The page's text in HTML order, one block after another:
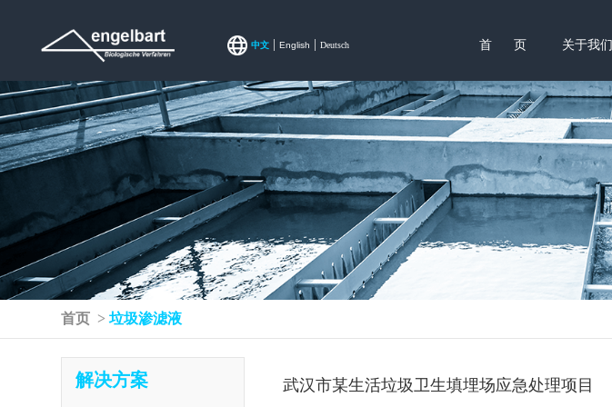
中文 English Deutsch 首 页 关于我们
首页 >垃圾渗滤液
解决方案 武汉市某生活垃圾卫生填埋场应急处理项目